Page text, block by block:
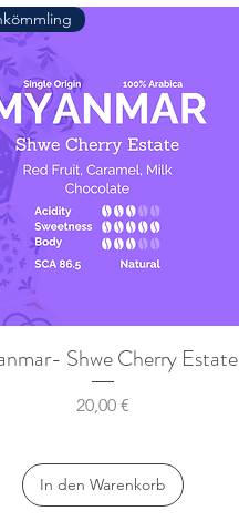
Schnellansicht
Shwe Cherry Estate
Preis
20,00 €
In den Warenkorb